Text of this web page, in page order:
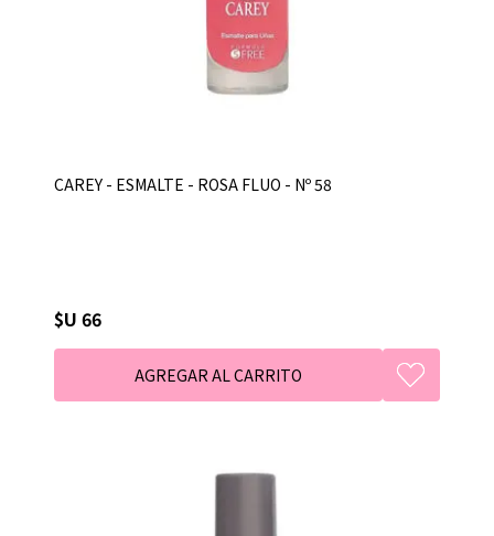
CAREY - ESMALTE - ROSA FLUO - Nº 58
$U 66